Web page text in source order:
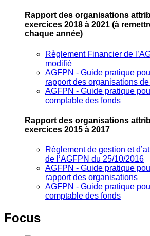
Rapport des organisations
exercices 2018 à 2021 (à
chaque année)
Règlement Financier de
modifié
AGFPN ‐ Guide pratique
rapport des organisations
AGFPN ‐ Guide pratique
comptable des fonds
Rapport des organisations
exercices 2015 à 2017
Règlement de gestion et
de l’AGFPN du 25/10/2016
AGFPN ‐ Guide pratique
rapport des organisations
AGFPN ‐ Guide pratique
comptable des fonds
Focus